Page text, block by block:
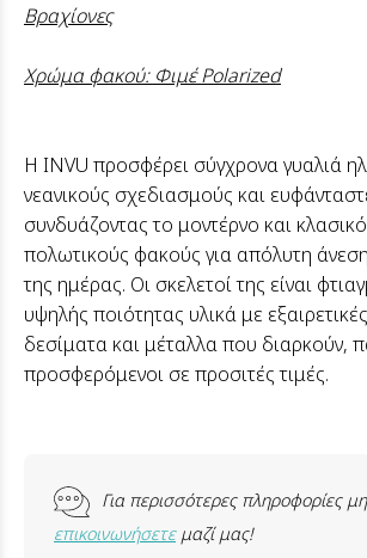
Βραχίονες
Χρώμα φακού: Φιμέ Polarized
Η INVU προσφέρει σύγχρονα γυαλιά
νεανικούς σχεδιασμούς και
συνδυάζοντας το μοντέρνο και
πολωτικούς φακούς για απόλυτη
της ημέρας. Οι σκελετοί της είναι
υψηλής ποιότητας υλικά με
δεσίματα και μέταλλα που διαρκούν,
προσφερόμενοι σε προσιτές τιμές.
Για περισσότερες πληροφορίες
επικοινωνήσετεμαζί μας!